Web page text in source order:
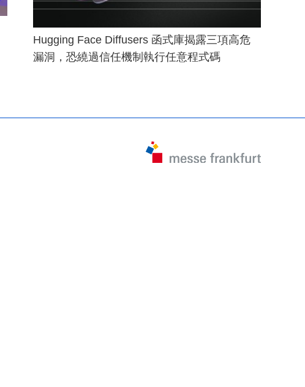
Hugging Face Diffusers 函式庫揭露三項高危
漏洞，恐繞過信任機制執行任意程式碼